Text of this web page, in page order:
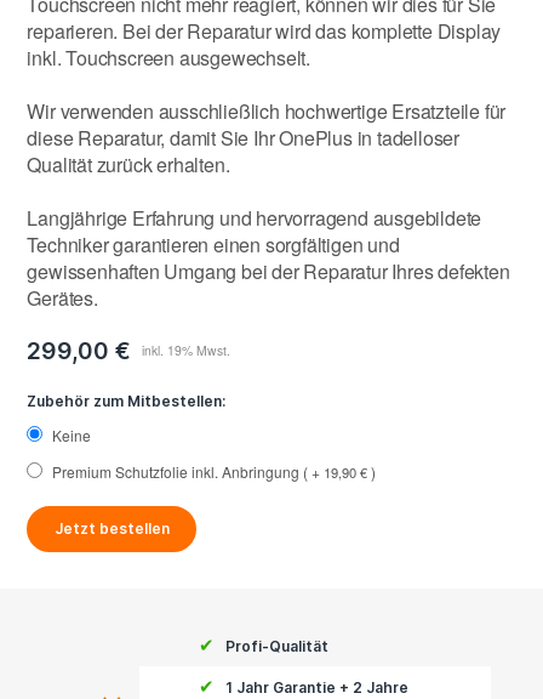
reparieren. Bei der Reparatur wird das komplette Display
inkl. Touchscreen ausgewechselt.
Wir verwenden ausschließlich hochwertige Ersatzteile für
diese Reparatur, damit Sie Ihr OnePlus in tadelloser
Qualität zurück erhalten.
Langjährige Erfahrung und hervorragend ausgebildete
Techniker garantieren einen sorgfältigen und
gewissenhaften Umgang bei der Reparatur Ihres defekten
Gerätes.
299,00 €
Zubehör zum Mitbestellen:
Keine
Premium Schutzfolie inkl. Anbringung
+ 19,90 €
Jetzt bestellen
✔ Profi-Qualität
✔
1 Jahr Garantie + 2 Jahre